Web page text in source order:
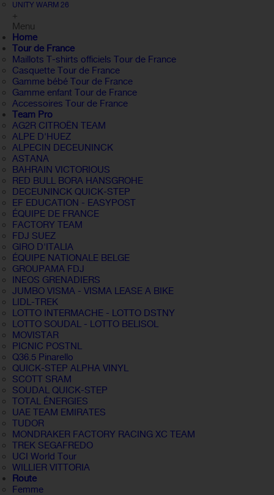
UNITY WARM 26
+
Menu
Home
Tour de France
Maillots T-shirts officiels Tour de France
Casquette Tour de France
Gamme bébé Tour de France
Gamme enfant Tour de France
Accessoires Tour de France
Team Pro
AG2R CITROËN TEAM
ALPE D'HUEZ
ALPECIN DECEUNINCK
ASTANA
BAHRAIN VICTORIOUS
RED BULL BORA HANSGROHE
DECEUNINCK QUICK-STEP
EF EDUCATION - EASYPOST
ÉQUIPE DE FRANCE
FACTORY TEAM
FDJ SUEZ
GIRO D'ITALIA
ÉQUIPE NATIONALE BELGE
GROUPAMA FDJ
INEOS GRENADIERS
JUMBO VISMA - VISMA LEASE A BIKE
LIDL-TREK
LOTTO INTERMACHE - LOTTO DSTNY
LOTTO SOUDAL - LOTTO BELISOL
MOVISTAR
PICNIC POSTNL
Q36.5 Pinarello
QUICK-STEP ALPHA VINYL
SCOTT SRAM
SOUDAL QUICK-STEP
TOTAL ÉNERGIES
UAE TEAM EMIRATES
TUDOR
MONDRAKER FACTORY RACING XC TEAM
TREK SEGAFREDO
UCI World Tour
WILLIER VITTORIA
Route
Femme